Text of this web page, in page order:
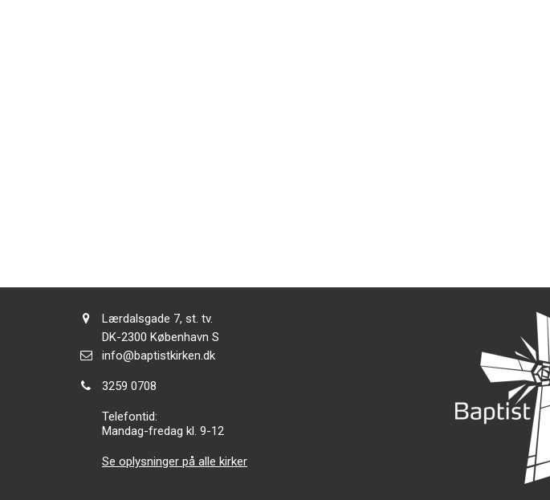
Adresse:
Lærdalsgade 7, st. tv.
Adresse:
DK-2300 København S
Send
info@baptistkirken.dk
Tlf.:
3259 0708
Telefontid:
Mandag-fredag kl. 9-12
Se oplysninger på alle kirker